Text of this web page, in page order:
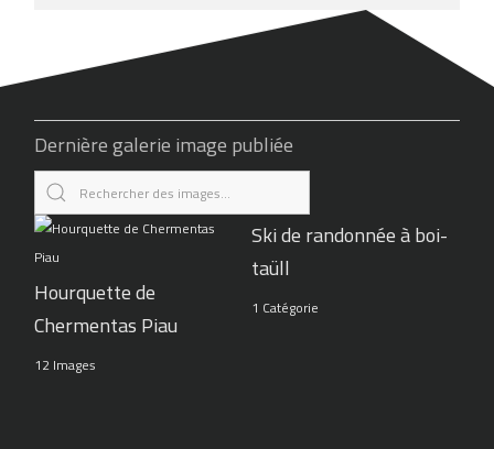
Dernière galerie image publiée
Hourquette de
Chermentas Piau
12 Images
Ski de randonnée à boi-
taüll
1 Catégorie